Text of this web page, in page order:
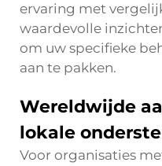
ervaring met
waardevolle
om uw specifieke
aan te pakken.
Wereldwijde
lokale
Voor organisaties